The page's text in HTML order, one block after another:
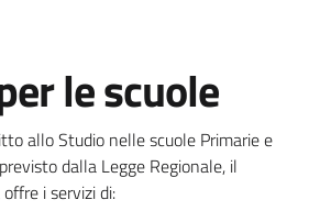
le scuole
allo Studio nelle scuole Primarie e
dalla Legge Regionale, il
i servizi di: